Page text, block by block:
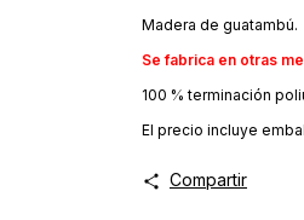
Madera de guatambú.
Se fabrica en otras
100 % terminación
El precio incluye
Compartir